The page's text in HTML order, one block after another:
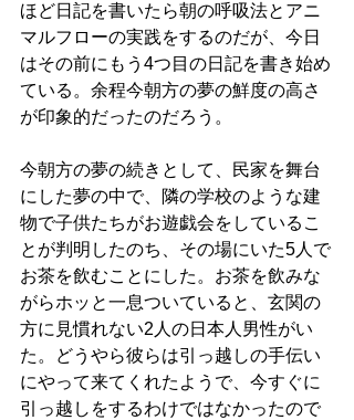
ほど日記を書いたら朝の呼吸法とアニ
マルフローの実践をするのだが、今日
はその前にもう4つ目の日記を書き始め
ている。余程今朝方の夢の鮮度の高さ
が印象的だったのだろう。
今朝方の夢の続きとして、民家を舞台
にした夢の中で、隣の学校のような建
物で子供たちがお遊戯会をしているこ
とが判明したのち、その場にいた5人で
お茶を飲むことにした。お茶を飲みな
がらホッと一息ついていると、玄関の
方に見慣れない2人の日本人男性がい
た。どうやら彼らは引っ越しの手伝い
にやって来てくれたようで、今すぐに
引っ越しをするわけではなかったので